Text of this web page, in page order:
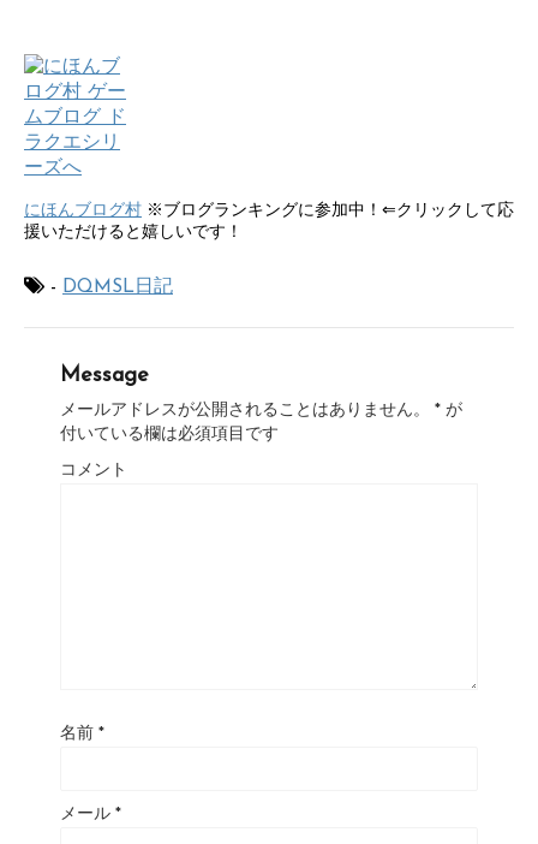
にほんブログ村 ※ブログランキングに参加中！⇐クリックして応
援いただけると嬉しいです！
- DQMSL日記
Message
メールアドレスが公開されることはありません。 * が
付いている欄は必須項目です
コメント
名前 *
メール *